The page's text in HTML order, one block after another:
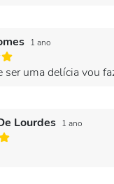
1 ano
ser uma delícia vou
Lourdes 1 ano